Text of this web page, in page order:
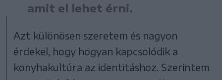
amit el lehet érni.
Azt különösen szeretem és nagyon
érdekel, hogy hogyan kapcsolódik a
konyhakultúra az identitáshoz. Szerintem